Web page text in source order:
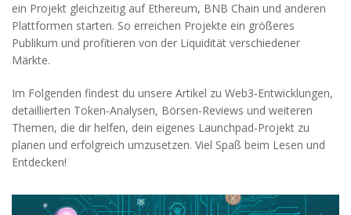
ein Projekt gleichzeitig auf Ethereum, BNB Chain und anderen
Plattformen starten. So erreichen Projekte ein größeres
Publikum und profitieren von der Liquidität verschiedener
Märkte.
Im Folgenden findest du unsere Artikel zu Web3‑Entwicklungen,
detaillierten Token‑Analysen, Börsen‑Reviews und weiteren
Themen, die dir helfen, dein eigenes Launchpad‑Projekt zu
planen und erfolgreich umzusetzen. Viel Spaß beim Lesen und
Entdecken!